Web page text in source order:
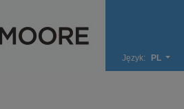
Język: PL